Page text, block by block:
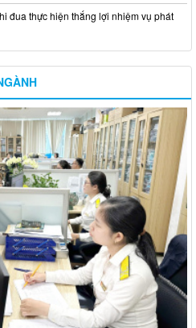
đua thực hiện thắng lợi nhiệm vụ phát